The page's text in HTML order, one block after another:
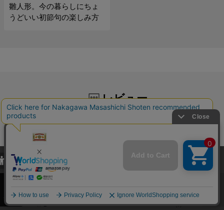
雛人形。今の暮らしにちょ
うどいい初節句の楽しみ方
レビュー
5.0
レビュー件数： 1
★ 5
★ 4
★ 2 (0)
当サイトでは、当サイト内における閲覧履歴・属性情報などの取得およ
び利便性向上のためにクッキー（Cookie）を使用いたします。詳細に
関しては「プライバシーポリシー
承諾する